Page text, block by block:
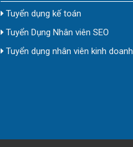
Tuyển dụng kế toán
Tuyển Dụng Nhân viên SEO
Tuyển dụng nhân viên kinh doanh